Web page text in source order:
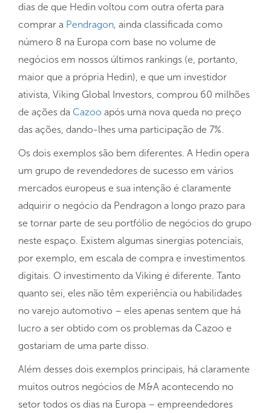
dias de que Hedin voltou com outra oferta para
comprar a Pendragon , ainda classificada como
número 8 na Europa com base no volume de
negócios em nossos últimos rankings (e, portanto,
maior que a própria Hedin), e que um investidor
ativista, Viking Global Investors, comprou 60 milhões
de ações da Cazoo após uma nova queda no preço
das ações, dando-lhes uma participação de 7%.
Os dois exemplos são bem diferentes. A Hedin opera
um grupo de revendedores de sucesso em vários
mercados europeus e sua intenção é claramente
adquirir o negócio da Pendragon a longo prazo para
se tornar parte de seu portfólio de negócios do grupo
neste espaço. Existem algumas sinergias potenciais,
por exemplo, em escala de compra e investimentos
digitais. O investimento da Viking é diferente. Tanto
quanto sei, eles não têm experiência ou habilidades
no varejo automotivo – eles apenas sentem que há
lucro a ser obtido com os problemas da Cazoo e
gostariam de uma parte disso.
Além desses dois exemplos principais, há claramente
muitos outros negócios de M&A acontecendo no
setor todos os dias na Europa – empreendedores